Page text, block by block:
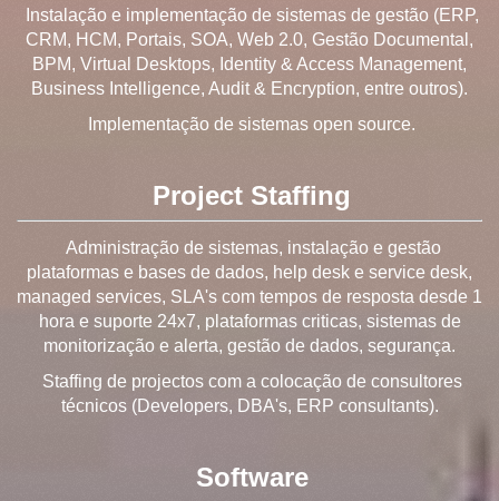
Instalação e implementação de sistemas de gestão (ERP,
CRM, HCM, Portais, SOA, Web 2.0, Gestão Documental,
BPM, Virtual Desktops, Identity & Access Management,
Business Intelligence, Audit & Encryption, entre outros).
Implementação de sistemas open source.
Project Staffing
Administração de sistemas, instalação e gestão
plataformas e bases de dados, help desk e service desk,
managed services, SLA's com tempos de resposta desde 1
hora e suporte 24x7, plataformas criticas, sistemas de
monitorização e alerta, gestão de dados, segurança.
Staffing de projectos com a colocação de consultores
técnicos (Developers, DBA's, ERP consultants).
Software